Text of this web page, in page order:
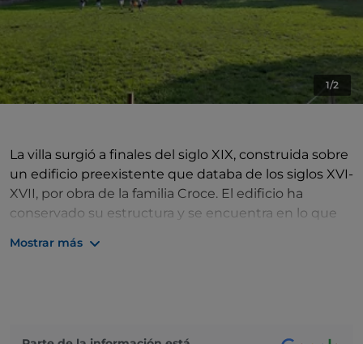
1/2
La villa surgió a finales del siglo XIX, construida sobre
un edificio preexistente que databa de los siglos XVI-
XVII, por obra de la familia Croce. El edificio ha
conservado su estructura y se encuentra en lo que
Mostrar más